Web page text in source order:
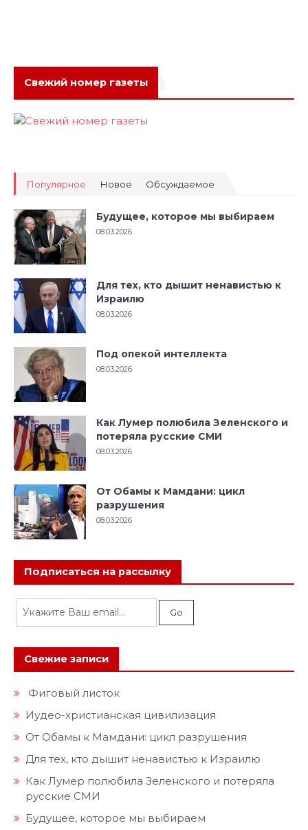
Свежий номер газеты
Популярное Новое Обсуждаемое
Будущее, которое мы выбираем
08.03.2026
Для тех, кто дышит ненавистью к
Израилю
08.03.2026
Под опекой интеллекта
08.03.2026
Как Лумер полюбила Зеленского и
потеряла русские СМИ
08.03.2026
От Обамы к Мамдани: цикл
разрушения
08.03.2026
Подписаться на рассылку
Свежие записи
Фиговый листок
Иудео-христианская цивилизация
От Обамы к Мамдани: цикл разрушения
Для тех, кто дышит ненавистью к Израилю
Как Лумер полюбила Зеленского и потеряла
русские СМИ
Будущее, которое мы выбираем